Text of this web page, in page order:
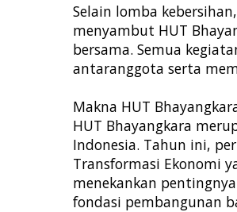
Selain lomba
menyambut HUT
bersama. Semua
antaranggota serta
Makna HUT
HUT Bhayangkara
Indonesia. Tahun ini,
Transformasi Ekonomi
menekankan
fondasi pembangunan